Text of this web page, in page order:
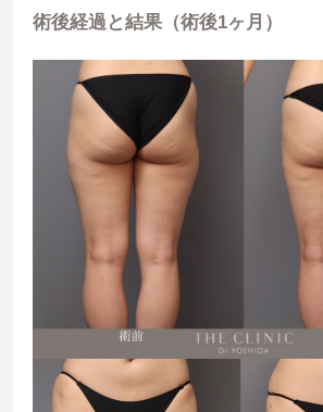
術後経過と結果（術後1ヶ月）